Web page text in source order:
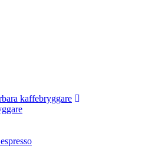
kaffebryggare